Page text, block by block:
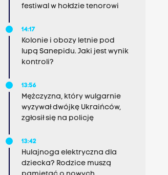
festiwal w hołdzie tenorowi
14:17
Kolonie i obozy letnie pod
lupą Sanepidu. Jaki jest wynik
kontroli?
13:56
Mężczyzna, który wulgarnie
wyzywał dwójkę Ukraińców,
zgłosił się na policję
13:42
Hulajnoga elektryczna dla
dziecka? Rodzice muszą